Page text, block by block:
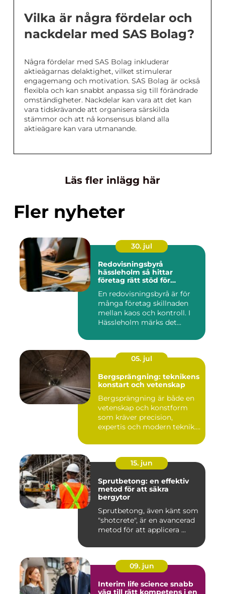
Vilka är några fördelar och
nackdelar med SAS Bolag?
Några fördelar med SAS Bolag inkluderar
aktieägarnas delaktighet, vilket stimulerar
engagemang och motivation. SAS Bolag är också
flexibla och kan snabbt anpassa sig till förändrade
omständigheter. Nackdelar kan vara att det kan
vara tidskrävande att organisera särskilda
stämmor och att nå konsensus bland alla
aktieägare kan vara utmanande.
Läs fler inlägg här
Fler nyheter
30. jul
Redovisningsbyrå
hässleholm så hittar
företag rätt stöd för
En redovisningsbyrå är för
många företag skillnaden
mellan kaos och kontroll. I
Hässleholm märks det...
05. jul
Bergsprängning: teknikens
konstart och vetenskap
Bergsprängning är både en
vetenskap och konstform
som kräver precision,
expertis och modern teknik.
15. jun
Sprutbetong: en effektiv
metod för att säkra
bergytor
Sprutbetong, även känt som
"shotcrete", är en avancerad
metod för att applicera ...
09. jun
Interim life science snabb
väg till rätt kompetens i en